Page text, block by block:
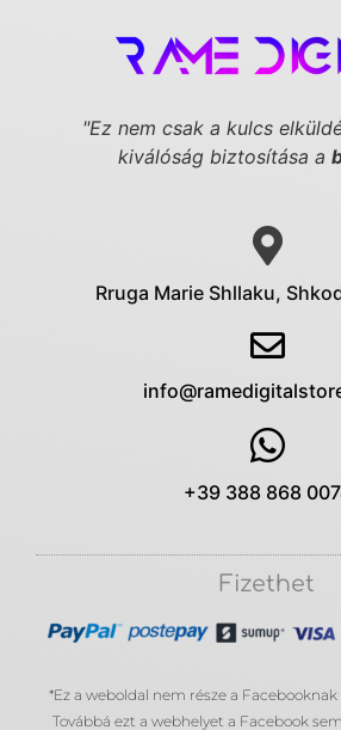
"Ez nem csak a kulcs
kiválóság biztosítása a
Rruga Marie Shllaku,
+39 388 868
Fizethet
*Ez a weboldal nem része a
Továbbá ezt a webhelyet a Facebook